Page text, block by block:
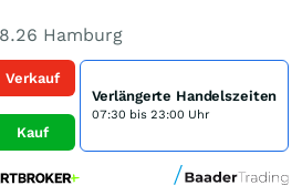
Hamburg
Verkauf
Kauf
Verlängerte Handelszeiten
07:30 bis 23:00 Uhr